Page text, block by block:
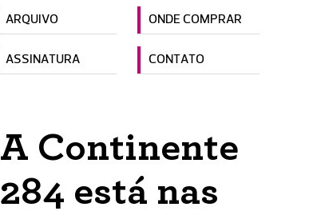
ARQUIVO ONDE COMPRAR
ASSINATURA CONTATO
A Continente
284 está nas